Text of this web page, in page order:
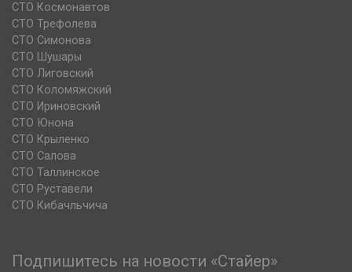
СТО Космонавтов
СТО Трефолева
СТО Симонова
СТО Шушары
СТО Лиговский
СТО Коломяжский
СТО Ириновский
СТО Юнона
СТО Крыленко
СТО Салова
СТО Таллинское
СТО Руставели
СТО Кибачльчича
Подпишитесь на новости «Стайер»